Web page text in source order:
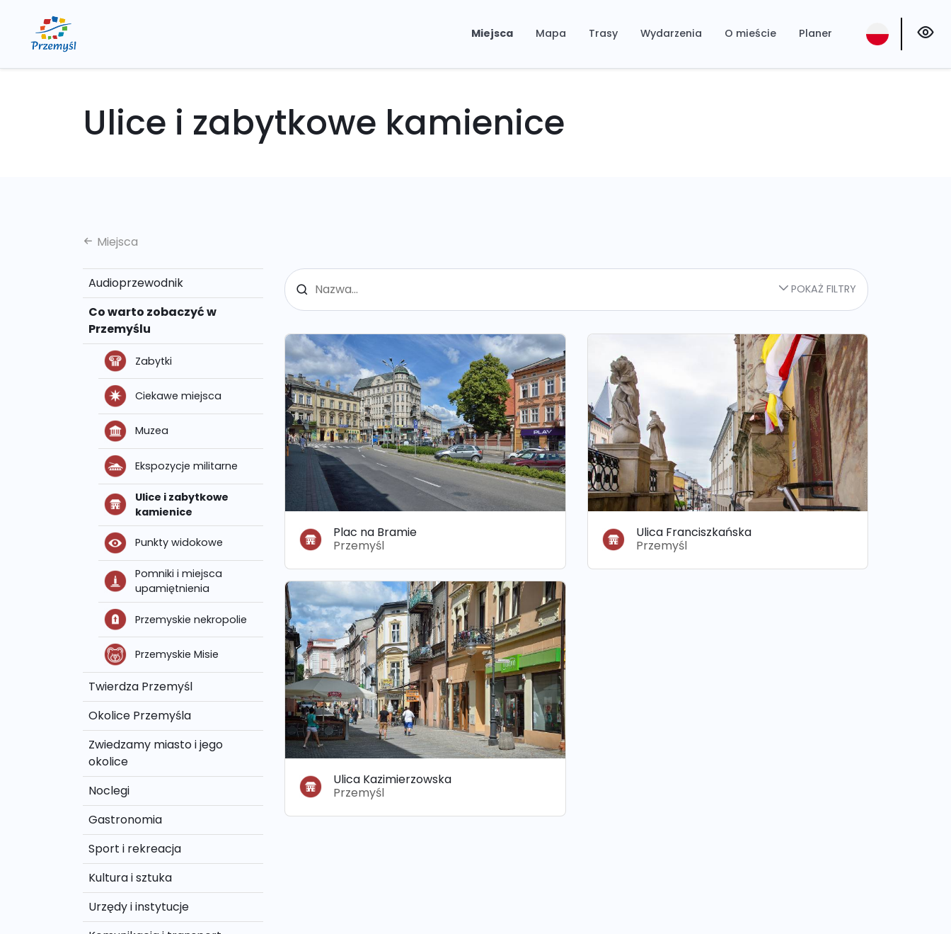
Miejsca Mapa Trasy Wydarzenia O mieście Planer
Ulice i zabytkowe kamienice
Miejsca
POKAŻ FILTRY
Plac na Bramie
Przemyśl
Ulica Franciszkańska
Przemyśl
Ulica Kazimierzowska
Przemyśl
Audioprzewodnik
Co warto zobaczyć w
Przemyślu
Zabytki
Ciekawe miejsca
Muzea
Ekspozycje militarne
Ulice i zabytkowe
kamienice
Punkty widokowe
Pomniki i miejsca
upamiętnienia
Przemyskie nekropolie
Przemyskie Misie
Twierdza Przemyśl
Okolice Przemyśla
Zwiedzamy miasto i jego
okolice
Noclegi
Gastronomia
Sport i rekreacja
Kultura i sztuka
Urzędy i instytucje